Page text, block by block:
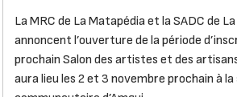
La MRC de La Matapédia et la SADC de
annoncent l’ouverture de la période
prochain Salon des artistes et des
aura lieu les 2 et 3 novembre prochain à la